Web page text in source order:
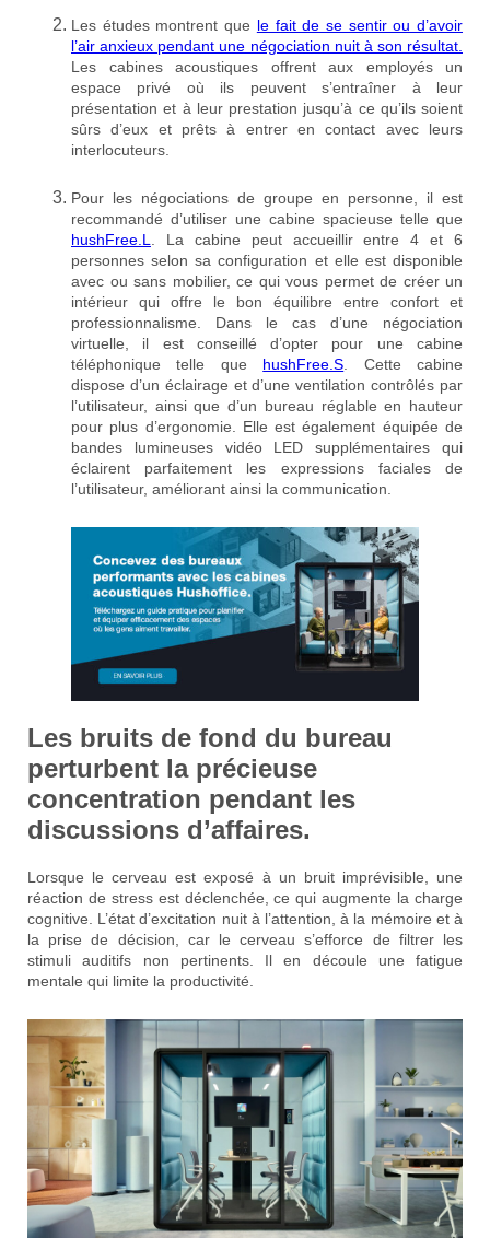
Les études montrent que le fait de se sentir ou d’avoir
l’air anxieux pendant une négociation nuit à son résultat.
Les cabines acoustiques offrent aux employés un
espace privé où ils peuvent s’entraîner à leur
présentation et à leur prestation jusqu’à ce qu’ils soient
sûrs d’eux et prêts à entrer en contact avec leurs
interlocuteurs.
Pour les négociations de groupe en personne, il est
recommandé d’utiliser une cabine spacieuse telle que
hushFree.L
. La cabine peut accueillir entre 4 et 6
personnes selon sa configuration et elle est disponible
avec ou sans mobilier, ce qui vous permet de créer un
intérieur qui offre le bon équilibre entre confort et
professionnalisme. Dans le cas d’une négociation
virtuelle, il est conseillé d’opter pour une cabine
téléphonique telle que hushFree.S . Cette cabine
dispose d’un éclairage et d’une ventilation contrôlés par
l’utilisateur, ainsi que d’un bureau réglable en hauteur
pour plus d’ergonomie. Elle est également équipée de
bandes lumineuses vidéo LED supplémentaires qui
éclairent parfaitement les expressions faciales de
l’utilisateur, améliorant ainsi la communication.
Les bruits de fond du bureau
perturbent la précieuse
concentration pendant les
discussions d’affaires.
Lorsque le cerveau est exposé à un bruit imprévisible, une
réaction de stress est déclenchée, ce qui augmente la charge
cognitive. L’état d’excitation nuit à l’attention, à la mémoire et à
la prise de décision, car le cerveau s’efforce de filtrer les
stimuli auditifs non pertinents. Il en découle une fatigue
mentale qui limite la productivité.